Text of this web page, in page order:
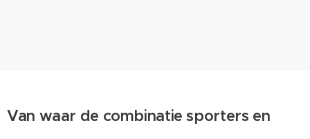
Van waar de combinatie sporters en